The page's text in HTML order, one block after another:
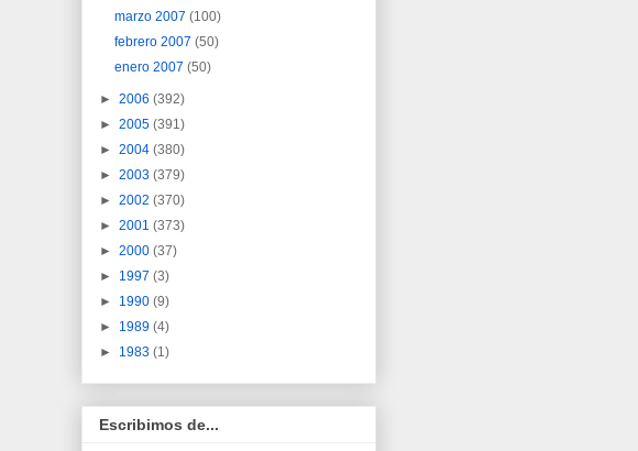
marzo 2007(100)
febrero 2007(50)
enero 2007(50)
► 2006 (392)
► 2005 (391)
► 2004 (380)
► 2003 (379)
► 2002 (370)
► 2001 (373)
► 2000 (37)
► 1997 (3)
► 1990 (9)
► 1989 (4)
► 1983 (1)
Escribimos de...